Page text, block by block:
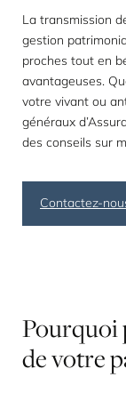
La transmission
gestion
proches tout en
avantageuses.
votre vivant ou
généraux
des conseils sur
Contactez-
Pourquoi
devotre